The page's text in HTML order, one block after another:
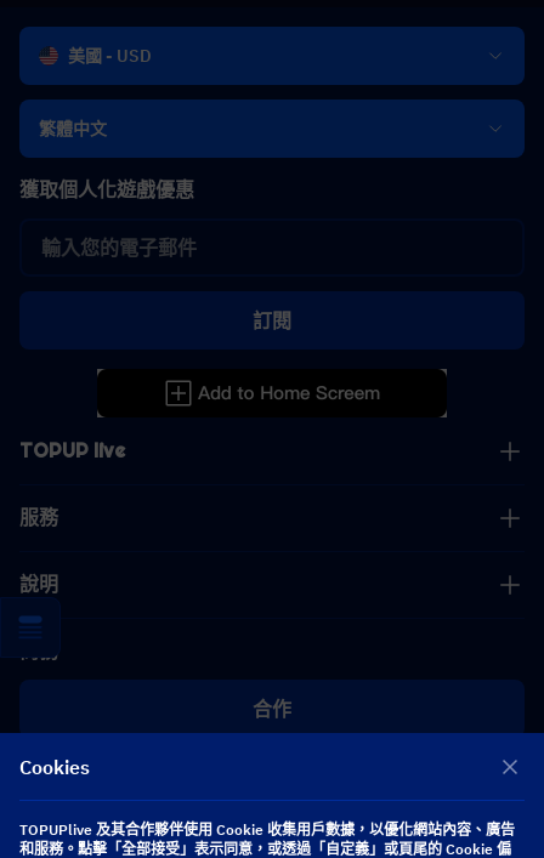
美國 - USD
繁體中文
TOPUP live
服務
說明
商務
合作
[email protected]
[email protected]
獲取個人化遊戲優惠
訂閱
Cookies
TOPUPlive 及其合作夥伴使用 Cookie 收集用戶數據，以優化網站內容、廣告
和服務。點擊「全部接受」表示同意，或透過「自定義」或頁尾的 Cookie 偏